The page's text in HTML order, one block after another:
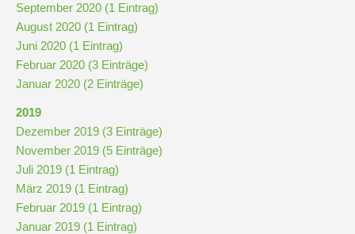
September 2020 (1 Eintrag)
August 2020 (1 Eintrag)
Juni 2020 (1 Eintrag)
Februar 2020 (3 Einträge)
Januar 2020 (2 Einträge)
2019
Dezember 2019 (3 Einträge)
November 2019 (5 Einträge)
Juli 2019 (1 Eintrag)
März 2019 (1 Eintrag)
Februar 2019 (1 Eintrag)
Januar 2019 (1 Eintrag)